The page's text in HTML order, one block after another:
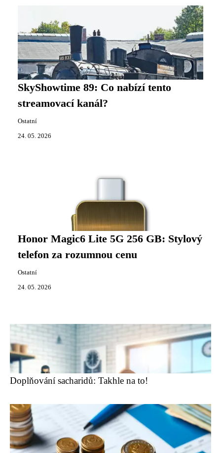
SkyShowtime 89: Co nabízí tento
streamovací kanál?
Ostatní
24. 05. 2026
Honor Magic6 Lite 5G 256 GB: Stylový
telefon za rozumnou cenu
Ostatní
24. 05. 2026
Doplňování sacharidů: Takhle na to!